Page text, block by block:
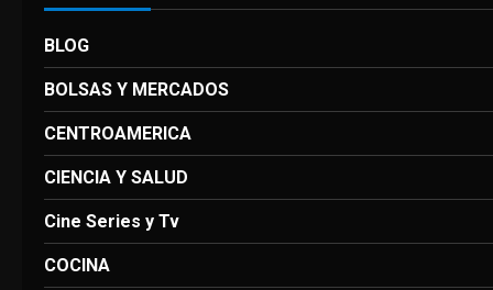
BLOG
BOLSAS Y MERCADOS
CENTROAMERICA
CIENCIA Y SALUD
Cine Series y Tv
COCINA